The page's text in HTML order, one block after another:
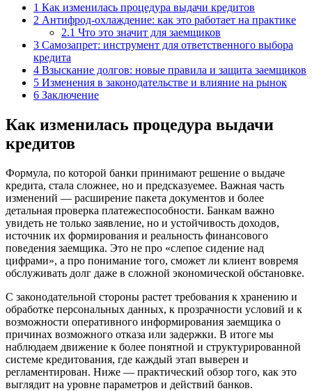
1 Как изменилась процедура выдачи кредитов
2 Антифрод-охлаждение: как это работает на практике
2.1 Что это значит для заемщиков
3 Самозапрет: инструмент для ответственного выбора
кредита
4 Взыскание долгов: новые правила и защита заемщиков
5 Изменения в законодательстве и влияние на рынок
6 Заключение
Как изменилась процедура выдачи
кредитов
Формула, по которой банки принимают решение о выдаче
кредита, стала сложнее, но и предсказуемее. Важная часть
изменений — расширение пакета документов и более
детальная проверка платежеспособности. Банкам важно
увидеть не только заявление, но и устойчивость доходов,
источник их формирования и реальность финансового
поведения заемщика. Это не про «слепое сидение над
цифрами», а про понимание того, сможет ли клиент вовремя
обслуживать долг даже в сложной экономической обстановке.
С законодательной стороны растет требования к хранению и
обработке персональных данных, к прозрачности условий и к
возможности оперативного информирования заемщика о
причинах возможного отказа или задержки. В итоге мы
наблюдаем движение к более понятной и структурированной
системе кредитования, где каждый этап выверен и
регламентирован. Ниже — практический обзор того, как это
выглядит на уровне параметров и действий банков.